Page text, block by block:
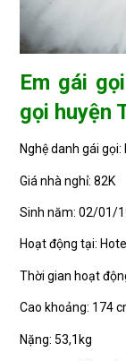
Em gái
gọi huyện
Nghệ danh gái
Giá nhà nghỉ: 82K
Sinh năm: 02/01/
Hoạt động tại:
Thời gian hoạt
Cao khoảng: 174
Nặng: 53,1kg